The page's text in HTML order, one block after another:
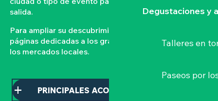
Degustaciones y
Talleres en
Paseos por
salida.
Para ampliar su descubrimiento, consulte nuestras
páginas dedicadas a los grandes acontecimientos y a
los mercados locales.
PRINCIPALES ACONTECIMIENTOS